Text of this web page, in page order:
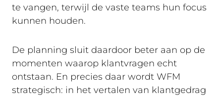
te vangen, terwijl de vaste teams hun focus
kunnen houden.
De planning sluit daardoor beter aan op de
momenten waarop klantvragen echt
ontstaan. En precies daar wordt WFM
strategisch: in het vertalen van klantgedrag